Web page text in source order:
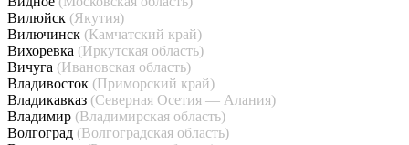
Вилюйск (Якутия)
Вилючинск (Камчатский край)
Вихоревка (Иркутская область)
Вичуга (Ивановская область)
Владивосток (Приморский край)
Владикавказ (Северная Осетия — Алания)
Владимир (Владимирская область)
Волгоград (Волгоградская область)